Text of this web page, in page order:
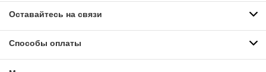
Оставайтесь на связи
Способы оплаты